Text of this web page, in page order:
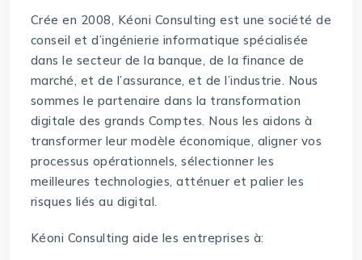
Crée en 2008, Kéoni Consulting est une société de
conseil et d’ingénierie informatique spécialisée
dans le secteur de la banque, de la finance de
marché, et de l’assurance, et de l’industrie. Nous
sommes le partenaire dans la transformation
digitale des grands Comptes. Nous les aidons à
transformer leur modèle économique, aligner vos
processus opérationnels, sélectionner les
meilleures technologies, atténuer et palier les
risques liés au digital.
Kéoni Consulting aide les entreprises à: